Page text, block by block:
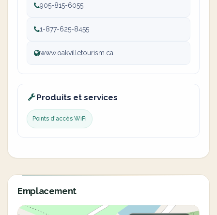
905-815-6055
1-877-625-8455
www.oakvilletourism.ca
Produits et services
Points d'accès WiFi
Emplacement